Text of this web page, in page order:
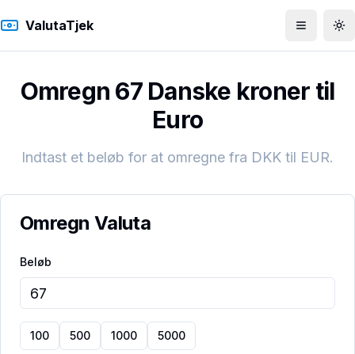
ValutaTjek Åbn menu
Omregn 67 Danske kroner til
Euro
Indtast et beløb for at omregne fra DKK til EUR.
Omregn Valuta
Beløb
100 500 1000 5000